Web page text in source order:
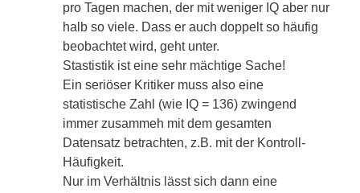
pro Tagen machen, der mit weniger IQ aber nur
halb so viele. Dass er auch doppelt so häufig
beobachtet wird, geht unter.
Stastistik ist eine sehr mächtige Sache!
Ein seriöser Kritiker muss also eine
statistische Zahl (wie IQ = 136) zwingend
immer zusammeh mit dem gesamten
Datensatz betrachten, z.B. mit der Kontroll-
Häufigkeit.
Nur im Verhältnis lässt sich dann eine